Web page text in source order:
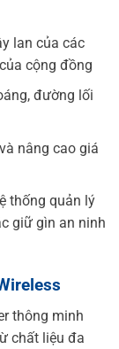
lan của các
cộng đồng
đường lối
nâng cao giá
thống quản lý
giữ gìn an ninh
thông minh
chất liệu đa